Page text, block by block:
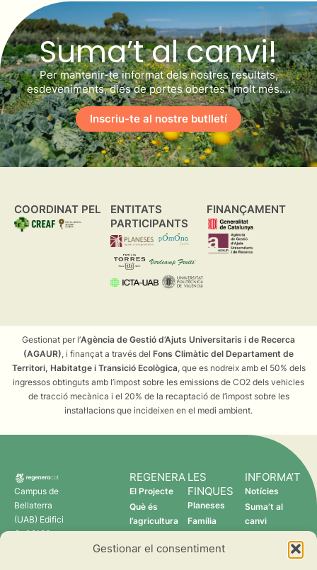
Gestionar el consentiment
Suma’t al canvi!
Per mantenir-te informat dels nostres resultats,
esdeveniments, dies de portes obertes i molt més….
Inscriu-te al nostre butlletí
COORDINAT PEL
ENTITATS
PARTICIPANTS
FINANÇAMENT
Gestionat per l’Agència de Gestió d’Ajuts Universitaris i de Recerca
(AGAUR), i finançat a través del Fons Climàtic del Departament de
Territori, Habitatge i Transició Ecològica, que es nodreix amb el 50% dels
ingressos obtinguts amb l’impost sobre les emissions de CO2 dels vehicles
de tracció mecànica i el 20% de la recaptació de l’impost sobre les
instal·lacions que incideixen en el medi ambient.
Campus de
Bellaterra
(UAB) Edifici
C 08193
REGENERA
El Projecte
Què és
l’agricultura
Qui som
LES
FINQUES
Planeses
Família
Verdcamp
INFORMA’T
Notícies
Suma’t al
canvi